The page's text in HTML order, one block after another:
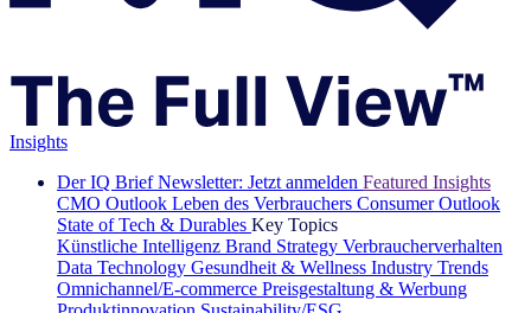
Insights
Der IQ Brief Newsletter: Jetzt anmelden Featured Insights
CMO Outlook Leben des Verbrauchers Consumer Outlook
State of Tech & Durables Key Topics
Künstliche Intelligenz Brand Strategy Verbraucherverhalten
Data Technology Gesundheit & Wellness Industry Trends
Omnichannel/E-commerce Preisgestaltung & Werbung